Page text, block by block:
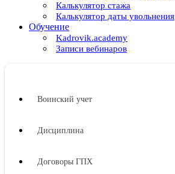
Калькулятор стажа
Калькулятор даты увольнения
Обучение
Kadrovik.academy
Записи вебинаров
Воинский учет
Дисциплина
Договоры ГПХ